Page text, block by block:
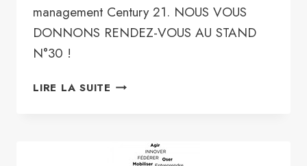
management Century 21. NOUS VOUS
DONNONS RENDEZ-VOUS AU STAND
N°30 !
LIRE LA SUITE ATELIER